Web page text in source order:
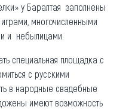
у Баралтая заполнены
многочисленными
и небылицами.
специальная площадка с
с русскими
в народные свадебные
имеют возможность